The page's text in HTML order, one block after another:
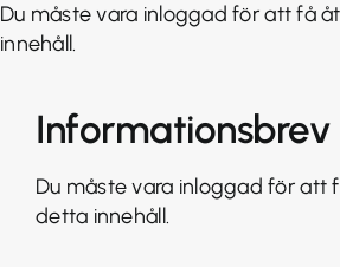
Fortsätt
till
Du måste vara inloggad för att få
innehåll.
Du måste vara inloggad för att
detta innehåll.